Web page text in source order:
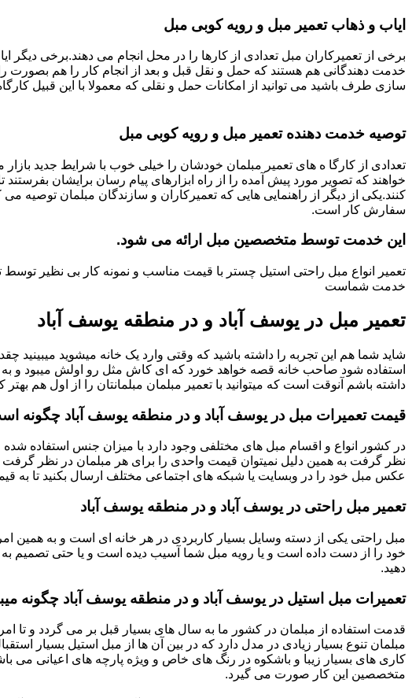
ایاب و ذهاب تعمیر مبل و رویه کوبی مبل
برخی از تعمیرکاران مبل تعدادی از کارها را در محل انجام می دهند.برخی دیگر
خدمت دهندگانی هم هستند که حمل و نقل قبل و بعد از انجام کار را هم بصورت
سازی طرف باشید می توانید از امکانات حمل و نقلی که معمولا با این قبیل
توصیه خدمت دهنده تعمیر مبل و رویه کوبی مبل
تعدادی از کارگا ه های تعمیر مبلمان خودشان را خیلی خوب با شرایط جدید
خواهند که تصویر مورد پیش آمده را از راه ابزارهای پیام رسان برایشان بفرستند
کنند.یکی از دیگر از راهنمایی هایی که تعمیرکاران و سازندگان مبلمان توصیه
سفارش کار است.
این خدمت توسط متخصصین مبل ارائه می شود.
تعمیر انواع مبل راحتی استیل چستر با قیمت مناسب و نمونه کار بی نظیر
خدمت شماست
تعمیر مبل در یوسف آباد و در منطقه یوسف آباد
شاید شما هم این تجربه را داشته باشید که وقتی وارد یک خانه میشوید میبینید
استفاده شود صاحب خانه قصه خواهد خورد که ای کاش مثل رو اولش میبود و به
داشته باشم آنوقت است که میتوانید با تعمیر مبلمان مبلمانتان را از اول هم بهتر
قیمت تعمیرات مبل در یوسف آباد و در منطقه یوسف آباد چگونه
در کشور انواع و اقسام مبل های مختلفی وجود دارد با میزان جنس استفاده شده
نظر گرفت به همین دلیل نمیتوان قیمت واحدی را برای هر مبلمان در نظر
عکس مبل خود را در وبسایت یا شبکه های اجتماعی مختلف ارسال بکنید تا به
تعمیر مبل راحتی در یوسف آباد و در منطقه یوسف آباد
مبل راحتی یکی از دسته وسایل بسیار کاربردی در هر خانه ای است و به همین
خود را از دست داده است و یا رویه مبل شما آسیب دیده است و یا حتی تصمیم به
دهید.
تعمیرات مبل استیل در یوسف آباد و در منطقه یوسف آباد چگونه
قدمت استفاده از مبلمان در کشور ما به سال های بسیار قبل بر می گردد و تا
مبلمان تنوع بسیار زیادی در مدل دارد که در بین آن ها از مبل استیل بسیار
کاری های بسیار زیبا و باشکوه در رنگ های خاص و ویژه پارچه های اعیانی می
متخصصین این کار صورت می گیرد.